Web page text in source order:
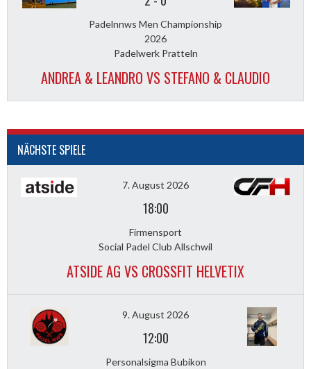
Padelnnws Men Championship
2026
Padelwerk Pratteln
ANDREA & LEANDRO VS STEFANO & CLAUDIO
NÄCHSTE SPIELE
7. August 2026
18:00
Firmensport
Social Padel Club Allschwil
ATSIDE AG VS CROSSFIT HELVETIX
9. August 2026
12:00
Personalsigma Bubikon